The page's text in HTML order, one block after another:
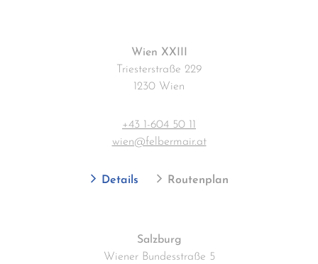
Wien XXIII
Triesterstraße 229
1230 Wien
+43 1-604 50 11
wien@felbermair.at
Details Routenplan
Salzburg
Wiener Bundesstraße 5